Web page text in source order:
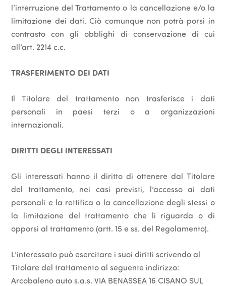
l’interruzione del Trattamento o la cancellazione e/o la
limitazione dei dati. Ciò comunque non potrà porsi in
contrasto con gli obblighi di conservazione di cui
all’art. 2214 c.c.
TRASFERIMENTO DEI DATI
Il Titolare del trattamento non trasferisce i dati
personali in paesi terzi o a organizzazioni
internazionali.
DIRITTI DEGLI INTERESSATI
Gli interessati hanno il diritto di ottenere dal Titolare
del trattamento, nei casi previsti, l’accesso ai dati
personali e la rettifica o la cancellazione degli stessi o
la limitazione del trattamento che li riguarda o di
opporsi al trattamento (artt. 15 e ss. del Regolamento).
L’interessato può esercitare i suoi diritti scrivendo al
Titolare del trattamento al seguente indirizzo:
Arcobaleno auto s.a.s. VIA BENASSEA 16 CISANO SUL